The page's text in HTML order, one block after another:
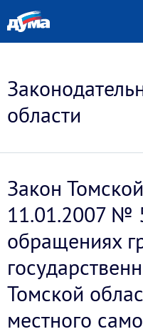
области
Закон
11.01.2007 №
обращениях
Томской
местного